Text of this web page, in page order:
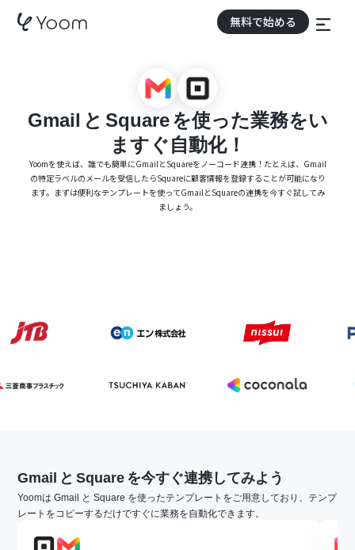
無料で始める
Gmail と Square を使った業務をい
ますぐ自動化！
Yoomを使えば、誰でも簡単にGmailとSquareをノーコード連携！たとえば、Gmail
の特定ラベルのメールを受信したらSquareに顧客情報を登録することが可能になり
ます。まずは便利なテンプレートを使ってGmailとSquareの連携を今すぐ試してみ
ましょう。
Gmail と Square を今すぐ連携してみよう
Yoomは Gmail と Square を使ったテンプレートをご用意しており、テンプ
レートをコピーするだけですぐに業務を自動化できます。